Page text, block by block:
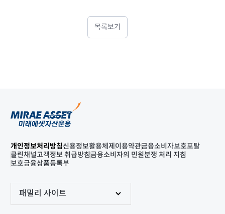
목록보기
개인정보처리방침신용정보활용체제 이용약관금융소비자보호포탈
클린채널고객정보 취급방침금융소비자의 민원분쟁 처리 지침
보호금융상품등록부
패밀리 사이트